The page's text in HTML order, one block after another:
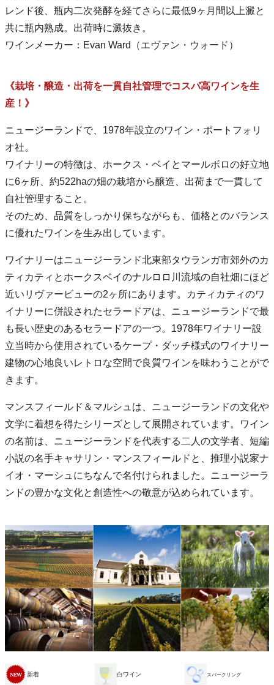
レンド後、瓶内二次発酵を経てさらに最低9ヶ月間以上澱と
共に瓶内熟成。出荷時に澱抜き。
ワインメーカー：Evan Ward（エヴァン・ウォード）
《栽培・醸造・出荷を一貫自社管理でコスパ高ワインを生
産！》
ニュージーランドで、1978年設立のワイン・ポートフォリ
オ社。
ワイナリーの特徴は、ホークス・ベイとマールボロの好立地
に6ヶ所、約522haの畑の栽培から醸造、出荷まで一貫して
自社管理すること。
そのため、品質をしっかり保ちながらも、価格とのバランス
に優れたワインを生み出しています。
ワイナリーはニュージーランド北東部タウランガ市郊外のカ
ティカティとホークスベイのナルロロ川流域の自社畑にほど
近いリヴァービューの2ヶ所にあります。カティカティのワ
イナリーに併設されたセラードアは、ニュージーランドで最
も長い歴史のあるセラードアの一つ。1978年ワイナリー設
立当時から使用されているケープ・ダッチ様式のワイナリー
建物の心地良いレトロな空間で良質ワインを味わうことがで
きます。
マンスフィールド＆マルシュは、ニュージーランドの文化や
文学に着想を得たシリーズとして展開されています。ワイン
の名前は、ニュージーランドを代表する二人の文学者、短編
小説の名手キャサリン・マンスフィールドと、推理小説家ナ
イオ・マーシュにちなんで名付けられました。ニュージーラ
ンドの豊かな文化と創造性への敬意が込められています。
新着 白ワイン スパークリング